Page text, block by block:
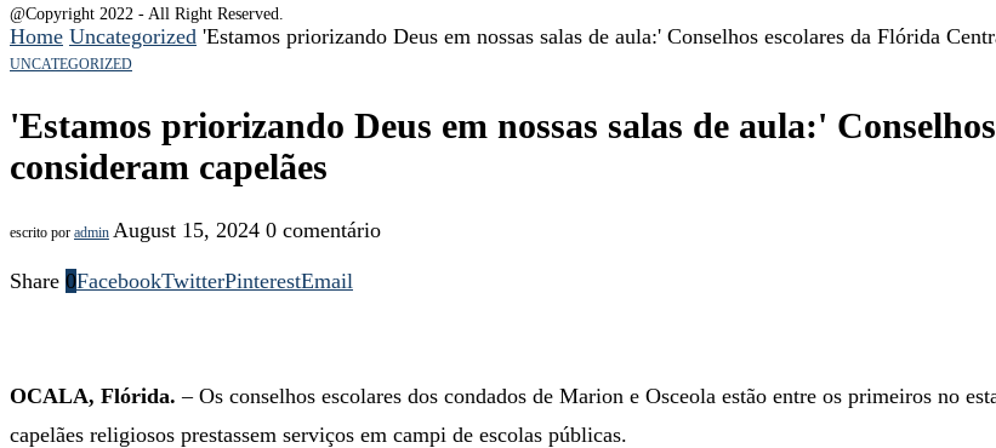
@Copyright 2022 - All Right Reserved.
Home Uncategorized 'Estamos priorizando Deus em nossas salas de aula:' Conselhos escolares da Flórida
UNCATEGORIZED
'Estamos priorizando Deus em nossas salas de aula:'
consideram capelães
escrito por admin August 15, 2024 0 comentário
Share 0FacebookTwitterPinterestEmail
OCALA, Flórida. – Os conselhos escolares dos condados de Marion e Osceola estão entre os primeiros no
capelães religiosos prestassem serviços em campi de escolas públicas.